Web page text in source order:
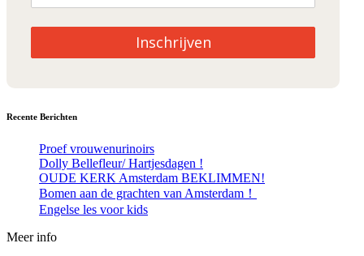
Inschrijven
Recente Berichten
Proef vrouwenurinoirs
Dolly Bellefleur/ Hartjesdagen !
OUDE KERK Amsterdam BEKLIMMEN!
Bomen aan de grachten van Amsterdam！
Engelse les voor kids
Meer info